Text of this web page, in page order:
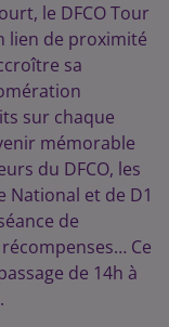
le DFCO Tour
lien de proximité
sa
sur chaque
mémorable
du DFCO, les
National et de D1
de
Ce
de 14h à